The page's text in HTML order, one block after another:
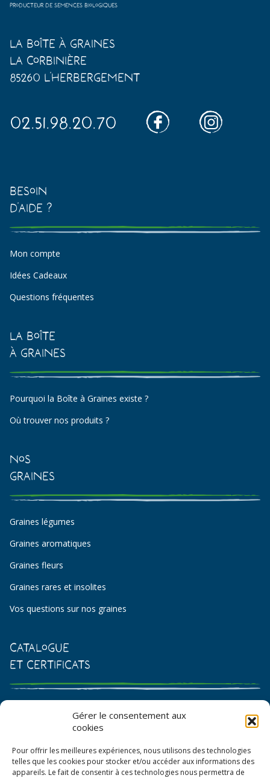
Gérer le consentement aux
cookies
Pour offrir les meilleures expériences, nous utilisons des technologies
telles que les cookies pour stocker et/ou accéder aux informations des
appareils. Le fait de consentir à ces technologies nous permettra de
Producteur de semences biologiques
La Boîte à Graines
La Corbinière
85260 L'Herbergement
02.51.98.20.70
Besoin
d'aide ?
Mon compte
Idées Cadeaux
Questions fréquentes
La Boîte
à Graines
Pourquoi la Boîte à Graines existe ?
Où trouver nos produits ?
Nos
Graines
Graines légumes
Graines aromatiques
Graines fleurs
Graines rares et insolites
Vos questions sur nos graines
Catalogue
et certificats
Catalogue de graines et semences
Bon de commande